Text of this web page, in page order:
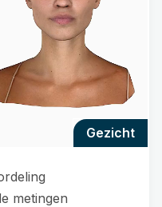
gezicht
metingen